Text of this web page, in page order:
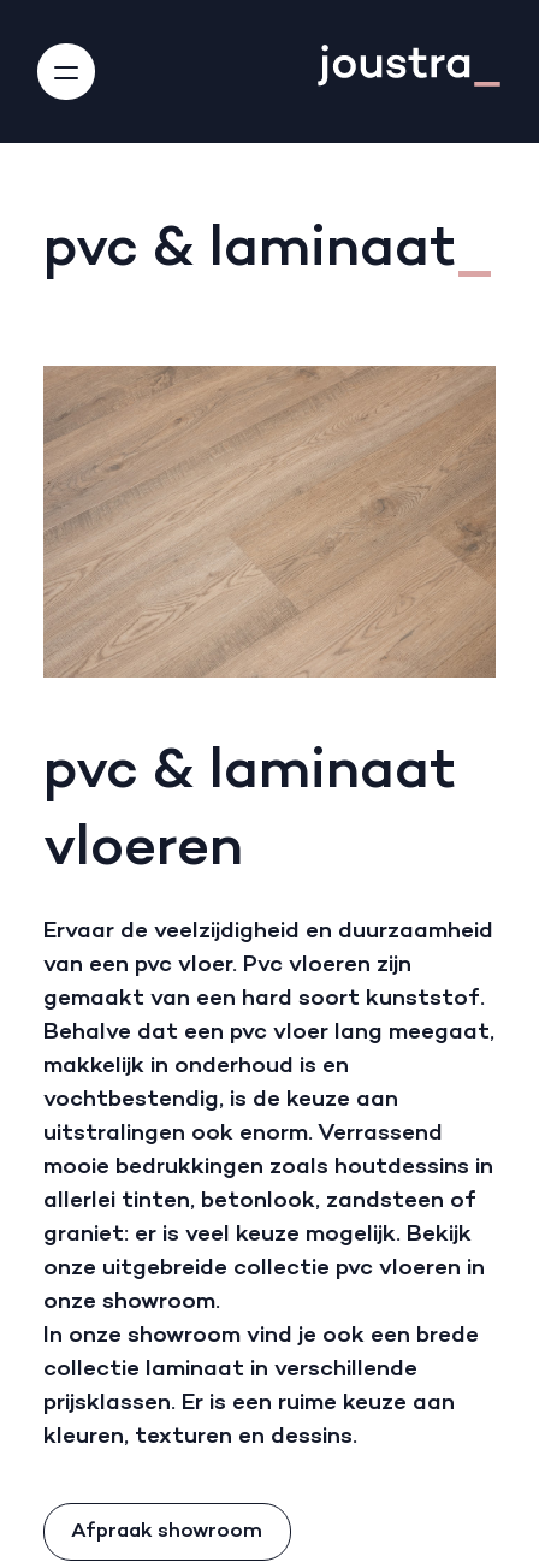
pvc & laminaat
pvc & laminaat
vloeren
Ervaar de veelzijdigheid en duurzaamheid
van een pvc vloer. Pvc vloeren zijn
gemaakt van een hard soort kunststof.
Behalve dat een pvc vloer lang meegaat,
makkelijk in onderhoud is en
vochtbestendig, is de keuze aan
uitstralingen ook enorm. Verrassend
mooie bedrukkingen zoals houtdessins in
allerlei tinten, betonlook, zandsteen of
graniet: er is veel keuze mogelijk. Bekijk
onze uitgebreide collectie pvc vloeren in
onze showroom.
In onze showroom vind je ook een brede
collectie laminaat in verschillende
prijsklassen. Er is een ruime keuze aan
kleuren, texturen en dessins.
Afpraak showroom